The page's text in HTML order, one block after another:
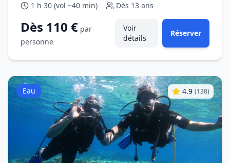
1 h 30 (vol ~40 min)
Dès 13 ans
Dès 110 € par
personne
Voir
détails
Réserver
Eau 4.9 (138)